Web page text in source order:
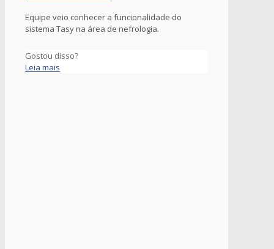
Equipe veio conhecer a funcionalidade do
sistema Tasy na área de nefrologia.
Gostou disso?
Leia mais